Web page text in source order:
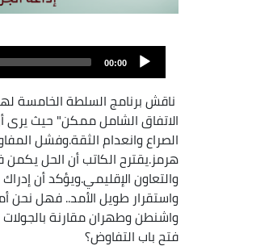
Archivo
audio
00:00
ناقش برنامج السلطة الخامسة
الاتفاق الشامل ممكن" حيث يرى
الصراع وانعدام الثقة.وفشل
هرمز.يقترح الكاتب أن الحل يكمن
والتعاون الإقليمي.ويؤكد أن
واستقرار طويل الأمد.. فهل نحن
واشنطن وطهران مقارنة
فتح باب التفاوض؟